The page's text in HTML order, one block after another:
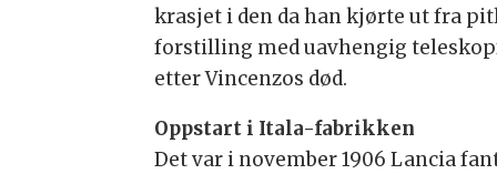
krasjet i den da han kjørte ut fra
forstilling med uavhengig
etter Vincenzos død.
Oppstart i Itala-fabrikken
Det var i november 1906 Lancia